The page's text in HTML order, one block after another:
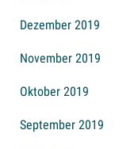
Dezember 2019
November 2019
Oktober 2019
September 2019